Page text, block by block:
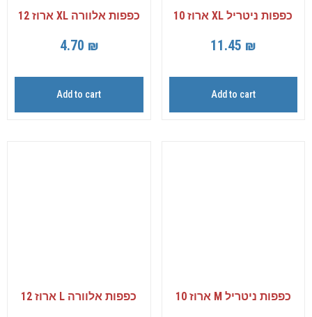
כפפות ניטריל XL ארוז 10
11.45 ₪
Add to cart
כפפות אלוורה XL ארוז 12
4.70 ₪
Add to cart
כפפות ניטריל M ארוז 10 כפפות אלוורה L ארוז 12